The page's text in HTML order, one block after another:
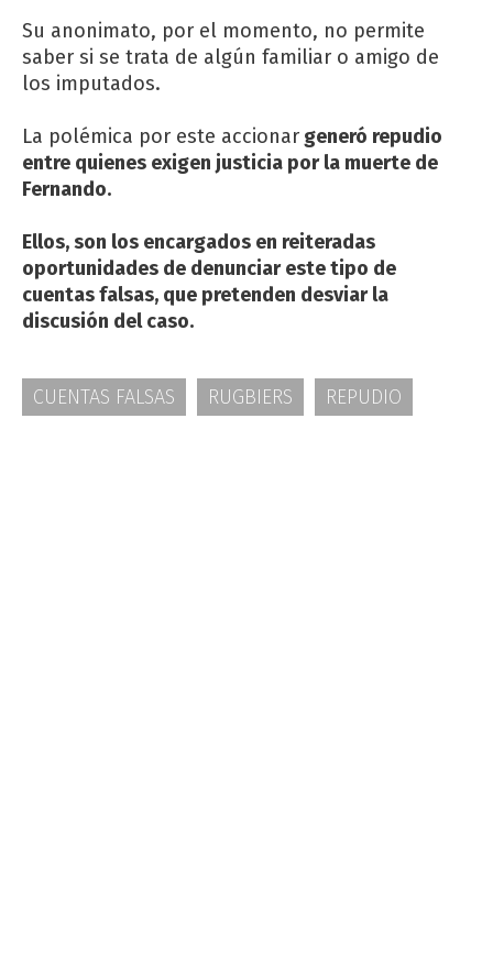
Su anonimato, por el momento, no permite
saber si se trata de algún familiar o amigo de
los imputados.
La polémica por este accionar generó repudio
entre quienes exigen justicia por la muerte de
Fernando.
Ellos, son los encargados en reiteradas
oportunidades de denunciar este tipo de
cuentas falsas, que pretenden desviar la
discusión del caso.
CUENTAS FALSAS RUGBIERS REPUDIO